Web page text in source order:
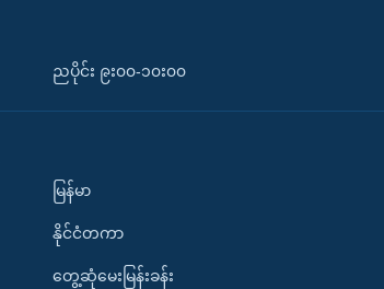
ညပိုင်း ၉း၀၀-၁၀း၀၀
မြန်မာ
နိုင်ငံတကာ
တွေ့ဆုံမေးမြန်းခန်း